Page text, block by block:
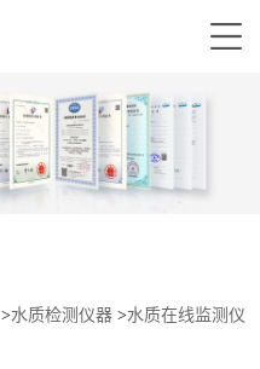
>水质检测仪器 >水质在线监测仪